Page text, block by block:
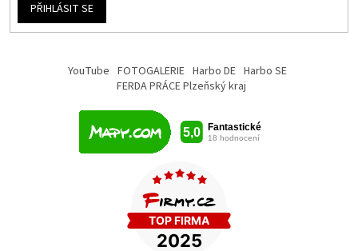
PŘIHLÁSIT SE
YouTube FOTOGALERIE Harbo DE Harbo SE
FERDA PRÁCE Plzeňský kraj